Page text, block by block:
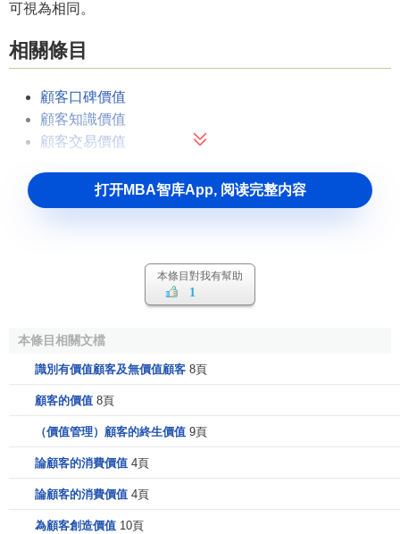
可視為相同。
相關條目
顧客口碑價值
顧客知識價值
顧客交易價值
打开MBA智库App, 阅读完整内容
本條目對我有幫助
1
本條目相關文檔
識別有價值顧客及無價值顧客 8頁
顧客的價值 8頁
（價值管理）顧客的終生價值 9頁
論顧客的消費價值 4頁
論顧客的消費價值 4頁
為顧客創造價值 10頁